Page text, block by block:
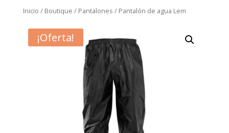
Inicio / Boutique / Pantalones / Pantalón de agua Lem
¡Oferta!